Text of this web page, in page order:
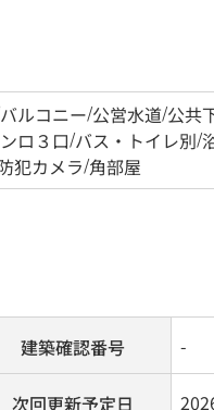
バルコニー/公営水道/公共
ロ３口/バス・トイレ別/
犯カメラ/角部屋
建築確認番号 -
次回更新予定日